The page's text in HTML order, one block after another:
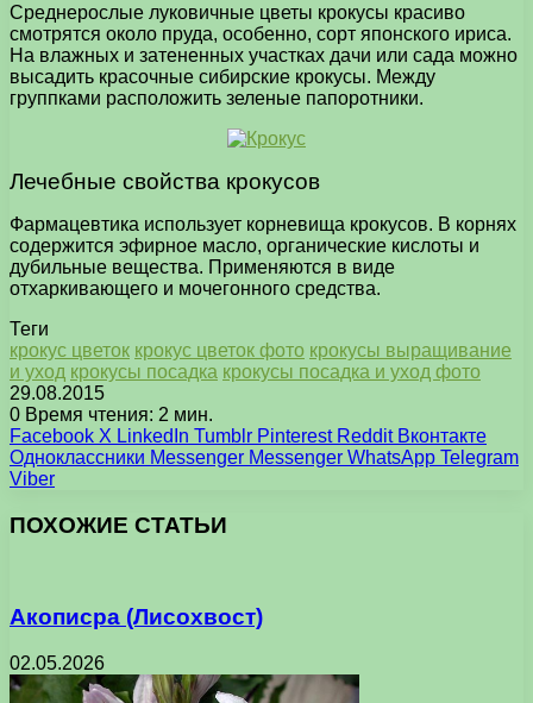
Среднерослые луковичные цветы крокусы красиво
смотрятся около пруда, особенно, сорт японского ириса.
На влажных и затененных участках дачи или сада можно
высадить красочные сибирские крокусы. Между
группками расположить зеленые папоротники.
Лечебные свойства крокусов
Фармацевтика использует корневища крокусов. В корнях
содержится эфирное масло, органические кислоты и
дубильные вещества. Применяются в виде
отхаркивающего и мочегонного средства.
Теги
крокус цветок крокус цветок фото крокусы выращивание
и уход крокусы посадка крокусы посадка и уход фото
29.08.2015
0 Время чтения: 2 мин.
Facebook X LinkedIn Tumblr Pinterest Reddit Вконтакте
Одноклассники Messenger Messenger WhatsApp Telegram
Viber
ПОХОЖИЕ СТАТЬИ
Акописра (Лисохвост)
02.05.2026